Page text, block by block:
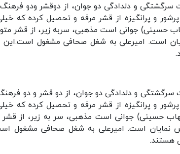
سرگشتگی و دلدادگی دو جوان، از دوقشر ودو
و پرانگیزه از قشر مرفه و تحصیل کرده که
حسینی) جوانی است مذهبی، سربه زیر، از قشر
است. امیرعلی به شغل صحافی مشغول است.این
سرگشتگی و دلدادگی دو جوان، از دو قشر و دو
و پرانگیزه از قشر مرفه و تحصیل کرده که
حسینی) جوانی است مذهبی، سر به زیر، از
نمایان است. امیرعلی به شغل صحافی مشغول
هستند.